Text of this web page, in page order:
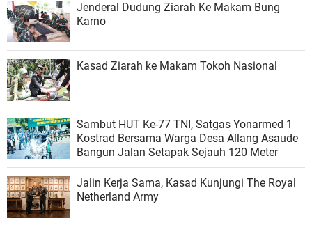
Jenderal Dudung Ziarah Ke Makam Bung
Karno
Kasad Ziarah ke Makam Tokoh Nasional
Sambut HUT Ke-77 TNI, Satgas Yonarmed 1
Kostrad Bersama Warga Desa Allang Asaude
Bangun Jalan Setapak Sejauh 120 Meter
Jalin Kerja Sama, Kasad Kunjungi The Royal
Netherland Army